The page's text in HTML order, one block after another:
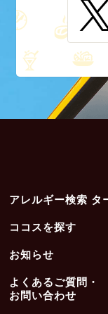
アレルギー検索 タ
ココスを探す
お知らせ
よくあるご質問・
お問い合わせ